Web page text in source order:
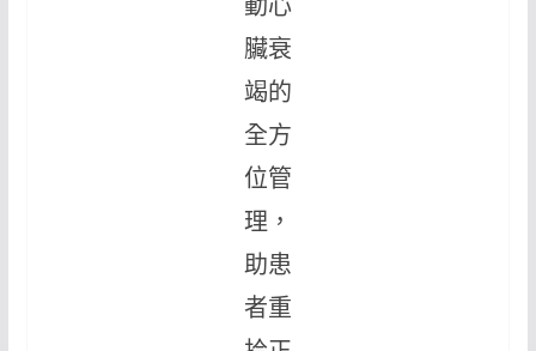
臟衰
竭的
全方
位管
理，
助患
者重